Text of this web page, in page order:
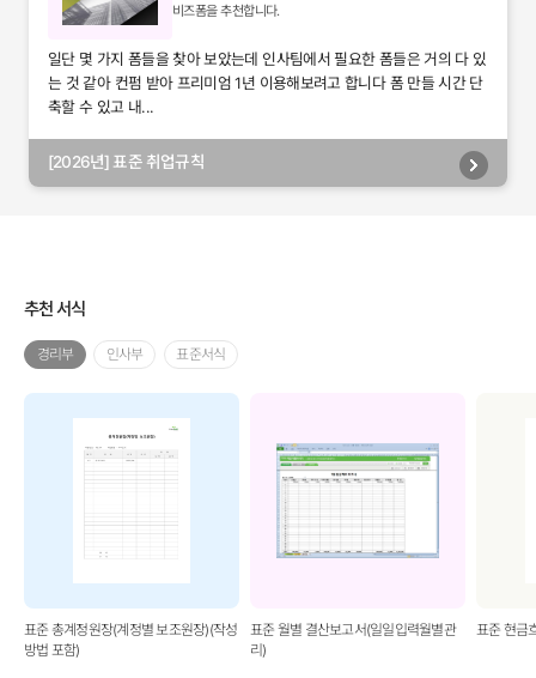
비즈폼을 추천합니다.
일단 몇 가지 폼들을 찾아 보았는데 인사팀에서 필요한 폼들은 거의 다 있
는 것 같아 컨펌 받아 프리미엄 1년 이용해보려고 합니다 폼 만들 시간 단
축할 수 있고 내...
[2026년] 표준 취업규칙
추천 서식
경리부 인사부 표준서식
표준 총계정원장(계정별 보조원장)(작성
방법 포함)
표준 월별 결산보고서(일일입력월별관
리)
표준 현금